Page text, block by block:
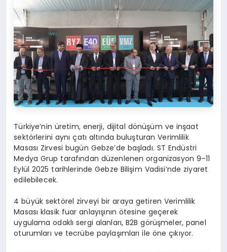
Türkiye’nin üretim, enerji, dijital dönüşüm ve inşaat
sektörlerini aynı çatı altında buluşturan Verimlilik
Masası Zirvesi bugün Gebze’de başladı. ST Endüstri
Medya Grup tarafından düzenlenen organizasyon 9–11
Eylül 2025 tarihlerinde Gebze Bilişim Vadisi’nde ziyaret
edilebilecek.
4 büyük sektörel zirveyi bir araya getiren Verimlilik
Masası klasik fuar anlayışının ötesine geçerek
uygulama odaklı sergi alanları, B2B görüşmeler, panel
oturumları ve tecrübe paylaşımları ile öne çıkıyor.